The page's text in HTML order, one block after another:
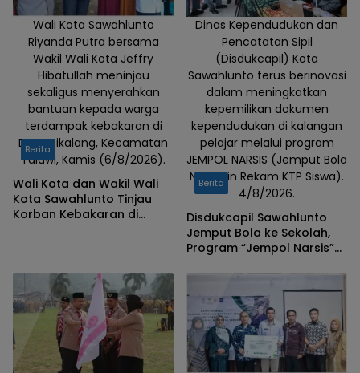
daerah
pemilihan
(dapil) dan
alokasi kursi
legislatif untuk
Pemilihan
Umum Tahun
2029. Rapat
kerja tersebut
berlangsung di
ruang rapat
DPRD Kota
(18/5/2026).
Wali Kota Sawahlunto
Riyanda Putra bersama
Wakil Wali Kota Jeffry
Hibatullah meninjau
sekaligus menyerahkan
bantuan kepada warga
terdampak kebakaran di
Desa Sikalang, Kecamatan
Talawi, Kamis (6/8/2026).
Berita
Wali Kota dan Wakil Wali
Kota Sawahlunto Tinjau
Korban Kebakaran di
Dinas Kependudukan dan
Pencatatan Sipil
(Disdukcapil) Kota
Sawahlunto terus berinovasi
dalam meningkatkan
kepemilikan dokumen
kependudukan di kalangan
pelajar melalui program
JEMPOL NARSIS (Jemput Bola
Nyasarin Rekam KTP Siswa).
4/8/2026.
Berita
Disdukcapil Sawahlunto
Jemput Bola ke Sekolah,
Program “Jempol Narsis”
el Siswa